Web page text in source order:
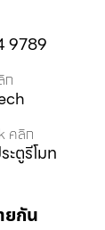
9789
ก
คลิก
ตูรีโมท
ยกัน